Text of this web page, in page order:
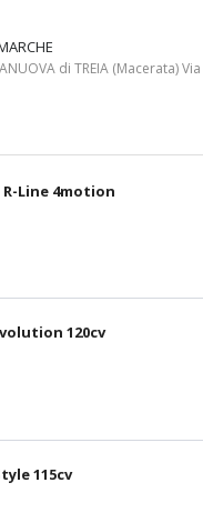
di TREIA (Macerata) Via
Line 4motion
120cv
115cv